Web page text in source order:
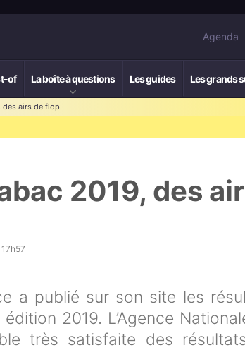
Agenda
of La boîte à questions Les guides Les grands
des airs de flop
2019, des
a publié sur son site les
2019. L’Agence
très satisfaite des